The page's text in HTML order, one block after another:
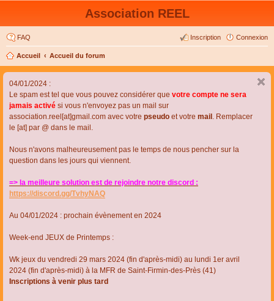
Association REEL
FAQ Connexion
Inscription
Accueil Accueil du forum
04/01/2024 :
Le spam est tel que vous pouvez considérer que votre compte ne sera
jamais activé si vous n'envoyez pas un mail sur
association.reel[at]gmail.com avec votre pseudo et votre mail . Remplacer
le [at] par @ dans le mail.
Nous n'avons malheureusement pas le temps de nous pencher sur la
question dans les jours qui viennent.
=> la meilleure solution est de rejoindre notre discord :
https://discord.gg/TvhyNAQ
Au 04/01/2024 : prochain évènement en 2024
Week-end JEUX de Printemps :
Wk jeux du vendredi 29 mars 2024 (fin d'après-midi) au lundi 1er avril
2024 (fin d'après-midi) à la MFR de Saint-Firmin-des-Près (41)
Inscriptions à venir plus tard